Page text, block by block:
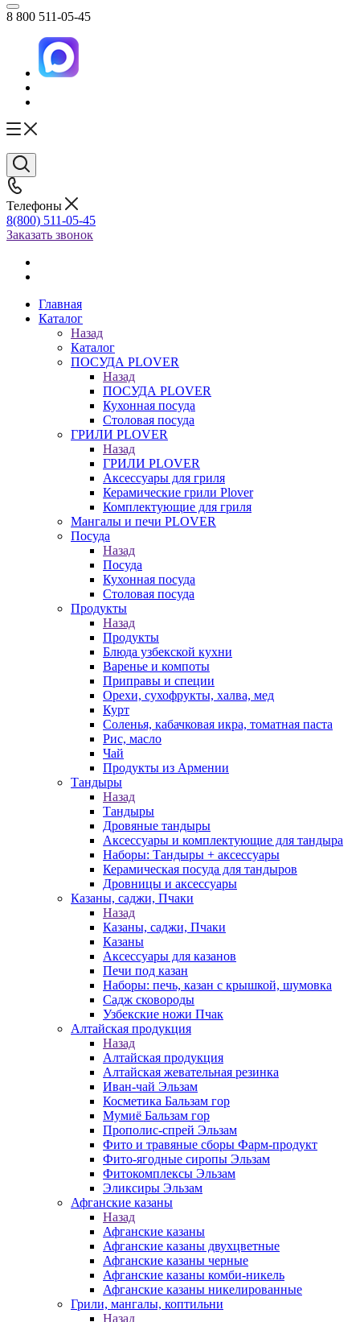
8 800 511-05-45
Телефоны
8(800) 511-05-45
Заказать звонок
Главная
Каталог
Назад
Каталог
ПОСУДА PLOVER
Назад
ПОСУДА PLOVER
Кухонная посуда
Столовая посуда
ГРИЛИ PLOVER
Назад
ГРИЛИ PLOVER
Аксессуары для гриля
Керамические грили Plover
Комплектующие для гриля
Мангалы и печи PLOVER
Посуда
Назад
Посуда
Кухонная посуда
Столовая посуда
Продукты
Назад
Продукты
Блюда узбекской кухни
Варенье и компоты
Приправы и специи
Орехи, сухофрукты, халва, мед
Курт
Соленья, кабачковая икра, томатная паста
Рис, масло
Чай
Продукты из Армении
Тандыры
Назад
Тандыры
Дровяные тандыры
Аксессуары и комплектующие для тандыра
Наборы: Тандыры + аксессуары
Керамическая посуда для тандыров
Дровницы и аксессуары
Казаны, саджи, Пчаки
Назад
Казаны, саджи, Пчаки
Казаны
Аксессуары для казанов
Печи под казан
Наборы: печь, казан с крышкой, шумовка
Садж сковороды
Узбекские ножи Пчак
Алтайская продукция
Назад
Алтайская продукция
Алтайская жевательная резинка
Иван-чай Эльзам
Косметика Бальзам гор
Мумиё Бальзам гор
Прополис-спрей Эльзам
Фито и травяные сборы Фарм-продукт
Фито-ягодные сиропы Эльзам
Фитокомплексы Эльзам
Эликсиры Эльзам
Афганские казаны
Назад
Афганские казаны
Афганские казаны двухцветные
Афганские казаны черные
Афганские казаны комби-никель
Афганские казаны никелированные
Грили, мангалы, коптильни
Назад